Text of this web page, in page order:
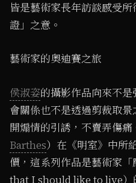
皆是藝術家長年訪談感受
證」之意。
藝術家的奧迪賽之旅
侯淑姿的攝影作品向來不
會關係也不是透過剪裁取
開煽情的引誘，不賣弄傷
Barthes）在《明室》中所
價，這系列作品是藝術家
that I should like to live）